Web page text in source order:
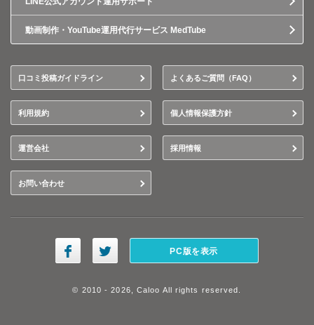
動画制作・YouTube運用代行サービス MedTube
口コミ投稿ガイドライン よくあるご質問（FAQ）
利用規約 個人情報保護方針
運営会社 採用情報
お問い合わせ
PC版を表示
© 2010 - 2026, Caloo All rights reserved.